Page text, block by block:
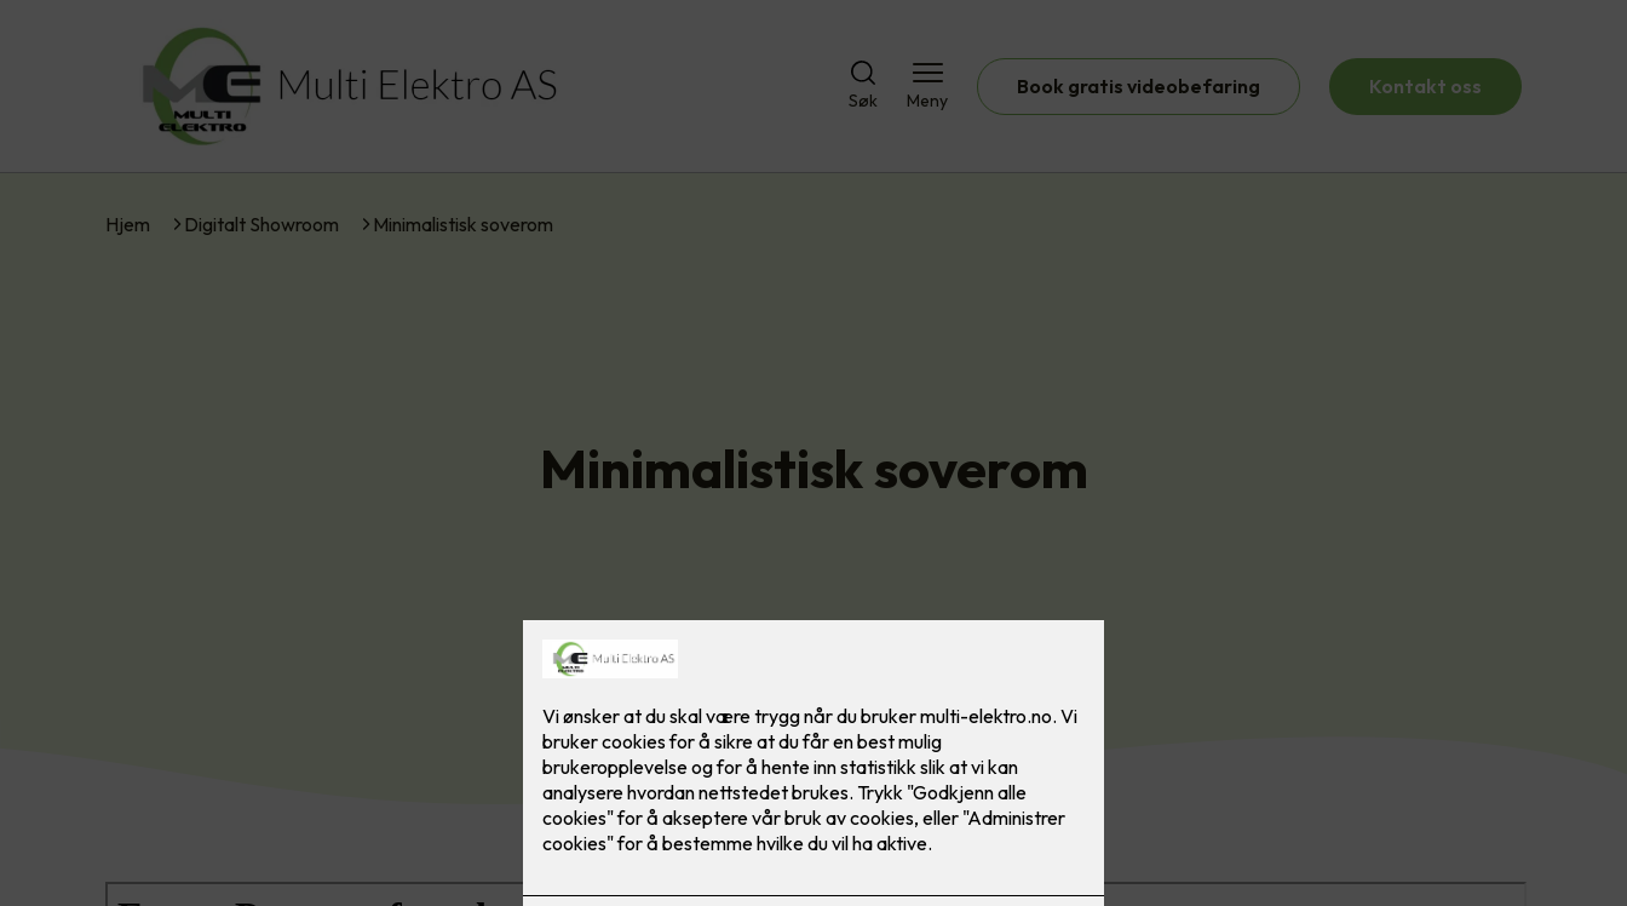
Søk Meny
Book gratis videobefaring Kontakt oss
Hjem Digitalt Showroom Minimalistisk soverom
Minimalistisk soverom